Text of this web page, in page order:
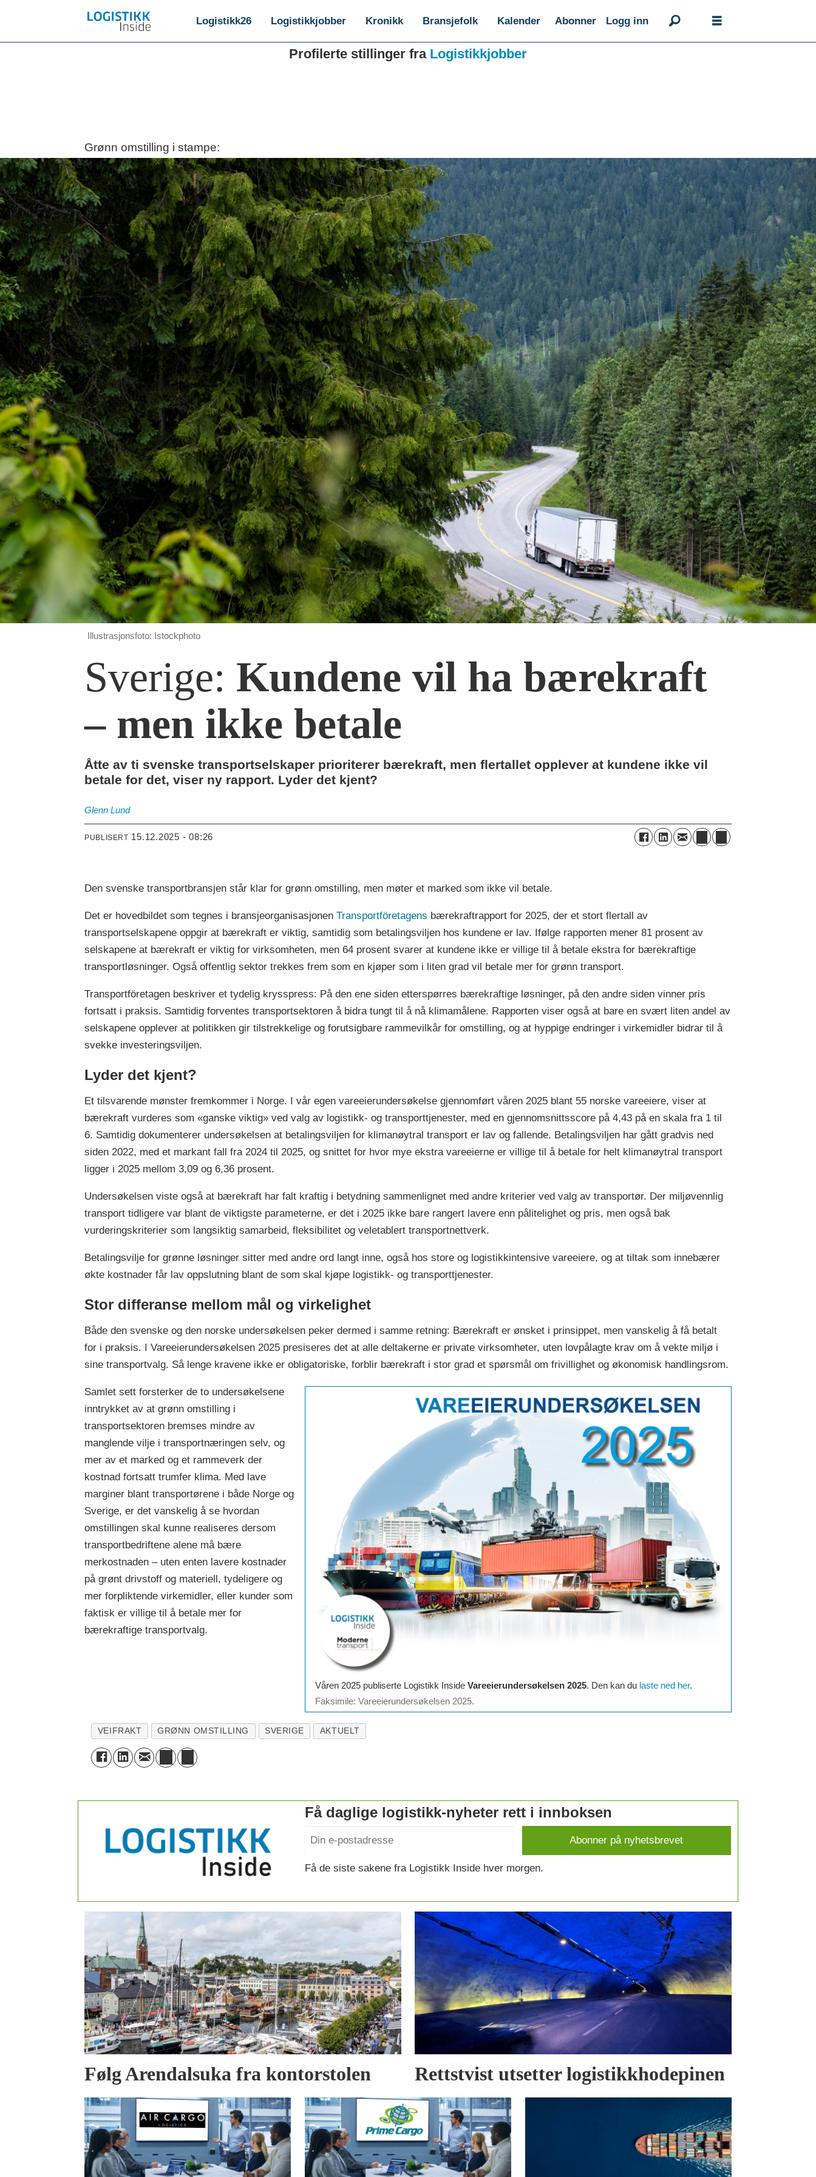
Logistikk26 Logistikkjobber Kronikk Bransjefolk Kalender Abonner Logg inn
Profilerte stillinger fra Logistikkjobber
Grønn omstilling i stampe:
Illustrasjonsfoto: Istockphoto
Sverige: Kundene vil ha bærekraft
– men ikke betale
Åtte av ti svenske transportselskaper prioriterer bærekraft, men flertallet opplever at kundene ikke vil
betale for det, viser ny rapport. Lyder det kjent?
Glenn Lund
PUBLISERT 15.12.2025 - 08:26
Den svenske transportbransjen står klar for grønn omstilling, men møter et marked som ikke vil betale.
Det er hovedbildet som tegnes i bransjeorganisasjonenTransportföretagens bærekraftrapport for 2025, der et stort flertall av
transportselskapene oppgir at bærekraft er viktig, samtidig som betalingsviljen hos kundene er lav. Ifølge rapporten mener 81 prosent av
selskapene at bærekraft er viktig for virksomheten, men 64 prosent svarer at kundene ikke er villige til å betale ekstra for bærekraftige
transportløsninger. Også offentlig sektor trekkes frem som en kjøper som i liten grad vil betale mer for grønn transport.
Transportföretagen beskriver et tydelig krysspress: På den ene siden etterspørres bærekraftige løsninger, på den andre siden vinner pris
fortsatt i praksis. Samtidig forventes transportsektoren å bidra tungt til å nå klimamålene. Rapporten viser også at bare en svært liten andel av
selskapene opplever at politikken gir tilstrekkelige og forutsigbare rammevilkår for omstilling, og at hyppige endringer i virkemidler bidrar til å
svekke investeringsviljen.
Lyder det kjent?
Et tilsvarende mønster fremkommer i Norge. I vår egen vareeierundersøkelse gjennomført våren 2025 blant 55 norske vareeiere, viser at
bærekraft vurderes som «ganske viktig» ved valg av logistikk- og transporttjenester, med en gjennomsnittsscore på 4,43 på en skala fra 1 til
6. Samtidig dokumenterer undersøkelsen at betalingsviljen for klimanøytral transport er lav og fallende. Betalingsviljen har gått gradvis ned
siden 2022, med et markant fall fra 2024 til 2025, og snittet for hvor mye ekstra vareeierne er villige til å betale for helt klimanøytral transport
ligger i 2025 mellom 3,09 og 6,36 prosent.
Undersøkelsen viste også at bærekraft har falt kraftig i betydning sammenlignet med andre kriterier ved valg av transportør. Der miljøvennlig
transport tidligere var blant de viktigste parameterne, er det i 2025 ikke bare rangert lavere enn pålitelighet og pris, men også bak
vurderingskriterier som langsiktig samarbeid, fleksibilitet og veletablert transportnettverk.
Betalingsvilje for grønne løsninger sitter med andre ord langt inne, også hos store og logistikkintensive vareeiere, og at tiltak som innebærer
økte kostnader får lav oppslutning blant de som skal kjøpe logistikk- og transporttjenester.
Stor differanse mellom mål og virkelighet
Både den svenske og den norske undersøkelsen peker dermed i samme retning: Bærekraft er ønsket i prinsippet, men vanskelig å få betalt
for i praksis. I Vareeierundersøkelsen 2025 presiseres det at alle deltakerne er private virksomheter, uten lovpålagte krav om å vekte miljø i
sine transportvalg. Så lenge kravene ikke er obligatoriske, forblir bærekraft i stor grad et spørsmål om frivillighet og økonomisk handlingsrom.
Våren 2025 publiserte Logistikk Inside Vareeierundersøkelsen 2025. Den kan du laste ned her.
Faksimile: Vareeierundersøkelsen 2025.
Samlet sett forsterker de to undersøkelsene
inntrykket av at grønn omstilling i
transportsektoren bremses mindre av
manglende vilje i transportnæringen selv, og
mer av et marked og et rammeverk der
kostnad fortsatt trumfer klima. Med lave
marginer blant transportørene i både Norge og
Sverige, er det vanskelig å se hvordan
omstillingen skal kunne realiseres dersom
transportbedriftene alene må bære
merkostnaden – uten enten lavere kostnader
på grønt drivstoff og materiell, tydeligere og
mer forpliktende virkemidler, eller kunder som
faktisk er villige til å betale mer for
bærekraftige transportvalg.
VEIFRAKT GRØNN OMSTILLING SVERIGE AKTUELT
Få daglige logistikk-nyheter rett i innboksen
Få de siste sakene fra Logistikk Inside hver morgen.
Følg Arendalsuka fra kontorstolen Rettstvist utsetter logistikkhodepinen